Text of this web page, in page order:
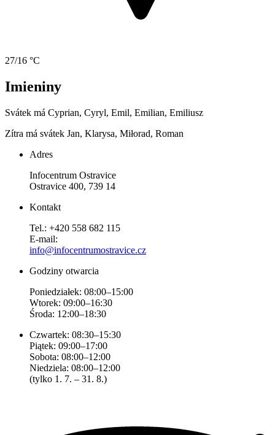
27/16 °C
Imieniny
Svátek má Cyprian, Cyryl, Emil, Emilian, Emiliusz
Zítra má svátek Jan, Klarysa, Miłorad, Roman
Adres
Infocentrum Ostravice
Ostravice 400, 739 14
Kontakt
Tel.: +420 558 682 115
E-mail:
info@infocentrumostravice.cz
Godziny otwarcia
Poniedziałek: 08:00–15:00
Wtorek: 09:00–16:30
Środa: 12:00–18:30
Czwartek: 08:30–15:30
Piątek: 09:00–17:00
Sobota: 08:00–12:00
Niedziela: 08:00–12:00
(tylko 1. 7. – 31. 8.)